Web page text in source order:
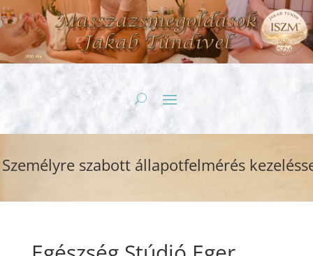
szabott állapotfelmérés kezeléssel